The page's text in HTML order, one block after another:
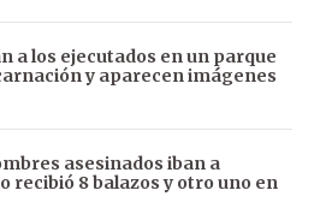
a los ejecutados en un parque
y aparecen imágenes
asesinados iban a
recibió 8 balazos y otro uno en